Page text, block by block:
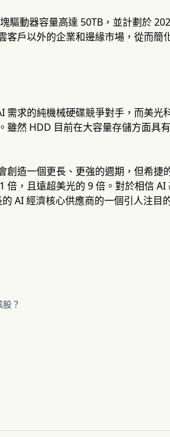
動器容量高達 50TB，並計劃於
戶以外的企業和邊緣市場，從而簡
需求的純機械硬碟競爭對手，而美光
然 HDD 目前在大容量存儲方面具
造一個更長、更強的週期，但希捷
，且遠超美光的 9 倍。對於相信 AI
AI 經濟核心供應商的一個引人注目
？